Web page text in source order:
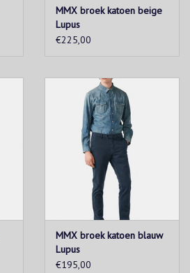
MMX broek katoen beige
Lupus
€225,00
MMX broek katoen blauw
Lupus
€195,00